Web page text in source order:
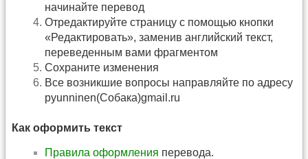
начинайте перевод
Отредактируйте страницу с помощью кнопки
«Редактировать», заменив английский текст,
переведенным вами фрагментом
Сохраните изменения
Все возникшие вопросы направляйте по адресу
pyunninen(Собака)gmail.ru
Как оформить текст
Правила оформления перевода.